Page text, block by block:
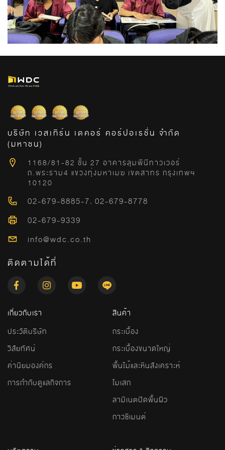
บริษัท เวสเทิร์น เดคอร์ คอร์ปอเรชั่น จำกัด
(มหาชน)
1168/81-82 ชั้น 27 อาคารลุมพีนีทาวเวอร์
ถ.พระราม4 แขวงทุ่งมหาเมฆ เขตสาทร กรุงเทพฯ
10120
02-679-8885-7, 02-679-8778
02-679-9339
info@wdc.co.th
ติดตามได้ที่
เกี่ยวกับเรา
ประวัติบริษัท
วิสัยทัศน์
ค่านิยมองค์กร
การกำกับดูแลกิจการ
สินค้า
กระเบื้อง
กระเบื้องขนาดใหญ่
พื้นไม้และหินสังเคราะห์
โมเสก
ลามิเนตปิดพื้นผิว
กาวซีเมนต์